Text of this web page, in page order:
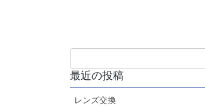
最近の投稿
レンズ交換